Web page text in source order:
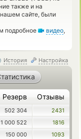
также и на
сайте, были
подробное
видео,
История Настройка
Резерв Отзывы
502 304
2431
1 000 522
1816
150 000 1093